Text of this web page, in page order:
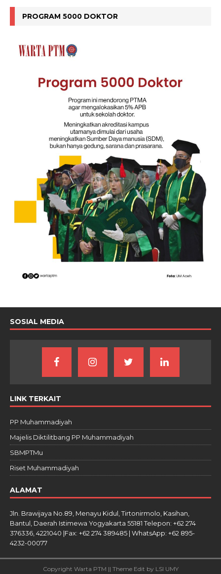
PROGRAM 5000 DOKTOR
SOSIAL MEDIA
LINK TERKAIT
PP Muhammadiyah
Majelis Diktilitbang PP Muhammadiyah
SBMPTMu
Riset Muhammadiyah
ALAMAT
Jln. Brawijaya No.89, Menayu Kidul, Tirtonirmolo, Kasihan,
Bantul, Daerah Istimewa Yogyakarta 55181 Telepon: +62 274
376336, 4221040 |Fax: +62 274 389485 | WhatsApp: +62 895-
4232-00077
Copyright Warta PTM || Theme Edit by LSI UMY